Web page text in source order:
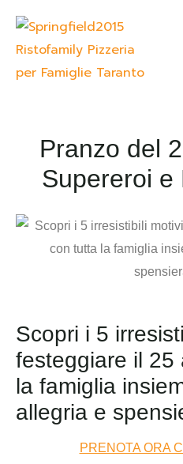
Pranzo del
Supereroi e
Scopri i 5
festeggiare il 25
la famiglia
allegria e
PRENOTA ORA